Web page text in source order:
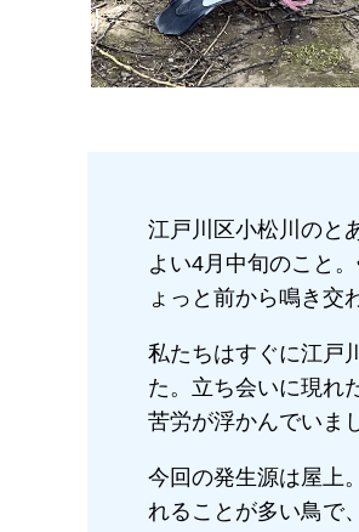
江戸川区小松川のと
よい4月中旬のこと
ょっと前から鳴き交
私たちはすぐに江戸
た。立ち会いに現れ
苦労が浮かんでいま
今回の発生源は屋上
れることが多い鳥で